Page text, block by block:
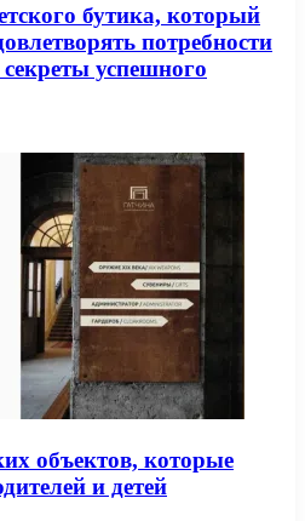
бутика, который
потребности
успешного
объектов, которые
и детей